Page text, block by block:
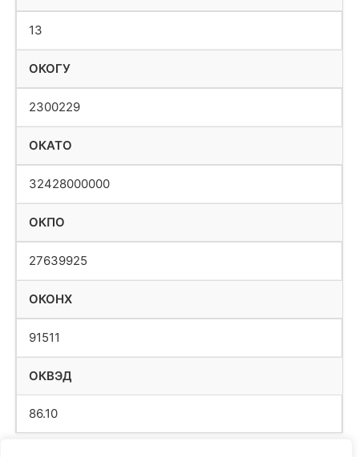
13
ОКОГУ
2300229
ОКАТО
32428000000
ОКПО
27639925
ОКОНХ
91511
ОКВЭД
86.10